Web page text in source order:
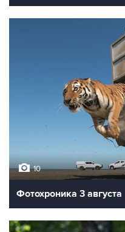
10
Фотохроника 3 августа